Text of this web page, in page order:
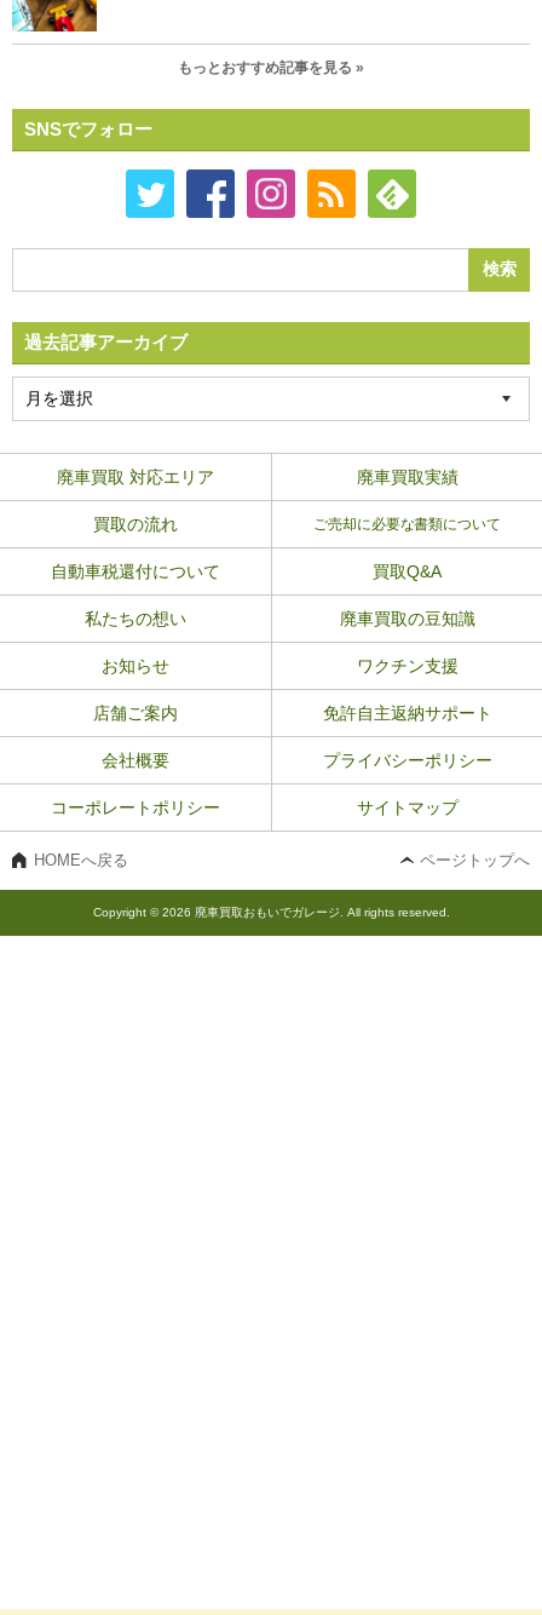
もっとおすすめ記事を見る »
SNSでフォロー
過去記事アーカイブ
廃車買取 対応エリア 廃車買取実績
買取の流れ ご売却に必要な書類について
自動車税還付について 買取Q&A
私たちの想い 廃車買取の豆知識
お知らせ ワクチン支援
店舗ご案内 免許自主返納サポート
会社概要 プライバシーポリシー
コーポレートポリシー サイトマップ
HOMEへ戻る ページトップへ
Copyright © 2026 廃車買取おもいでガレージ. All rights reserved.